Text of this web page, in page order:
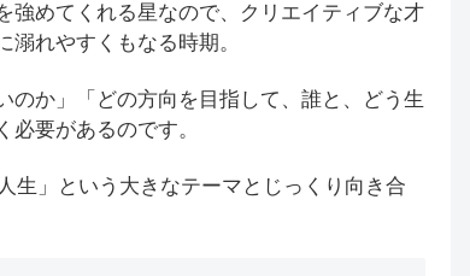
強めてくれる星なので、クリエイティブな才
れやすくもなる時期。
のか」「どの方向を目指して、誰と、どう生
要があるのです。
生」という大きなテーマとじっくり向き合